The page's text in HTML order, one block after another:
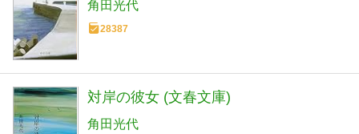
角田光代
28387
対岸の彼女 (文春文庫)
角田光代